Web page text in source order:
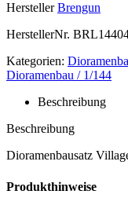
Hersteller Brengun
HerstellerNr.
Kategorien:
Dioramenbau / 1/144
Beschreibung
Beschreibung
Dioramenbausatz
Produkthinweise